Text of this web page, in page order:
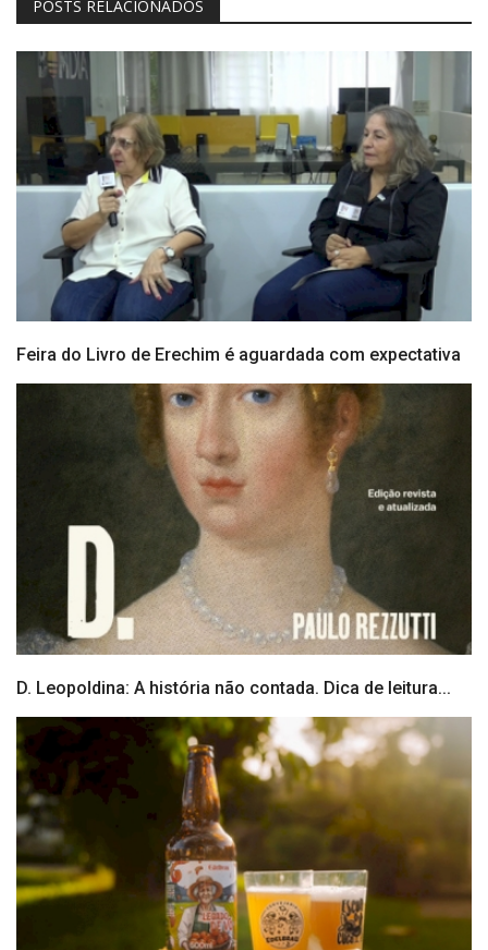
POSTS RELACIONADOS
Feira do Livro de Erechim é aguardada com expectativa
D. Leopoldina: A história não contada. Dica de leitura...